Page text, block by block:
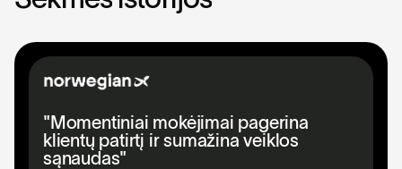
"Momentiniai mokėjimai pagerina
klientų patirtį ir sumažina veiklos
sąnaudas"